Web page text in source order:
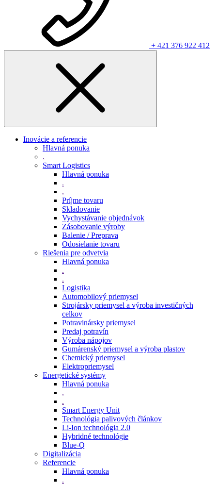
+ 421 376 922 412
Inovácie a referencie
Hlavná ponuka
.
Smart Logistics
Hlavná ponuka
.
.
Príjme tovaru
Skladovanie
Vychystávanie objednávok
Zásobovanie výroby
Balenie / Preprava
Odosielanie tovaru
Riešenia pre odvetvia
Hlavná ponuka
.
.
Logistika
Automobilový priemysel
Strojársky priemysel a výroba investičných
celkov
Potravinársky priemysel
Predaj potravín
Výroba nápojov
Gumárenský priemysel a výroba plastov
Chemický priemysel
Elektropriemysel
Energetické systémy
Hlavná ponuka
.
.
Smart Energy Unit
Technológia palivových článkov
Li-Ion technológia 2.0
Hybridné technológie
Blue-Q
Digitalizácia
Referencie
Hlavná ponuka
.